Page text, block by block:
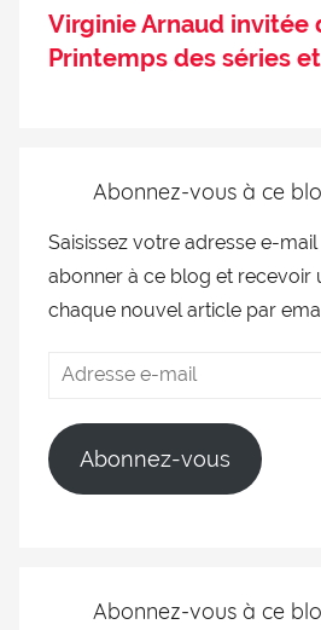
Virginie Arnaud invitée
Printemps des séries
Abonnez-vous à ce
Saisissez votre adresse e-
abonner à ce blog et recevoir
chaque nouvel article par
Abonnez-vous
Abonnez-vous à ce